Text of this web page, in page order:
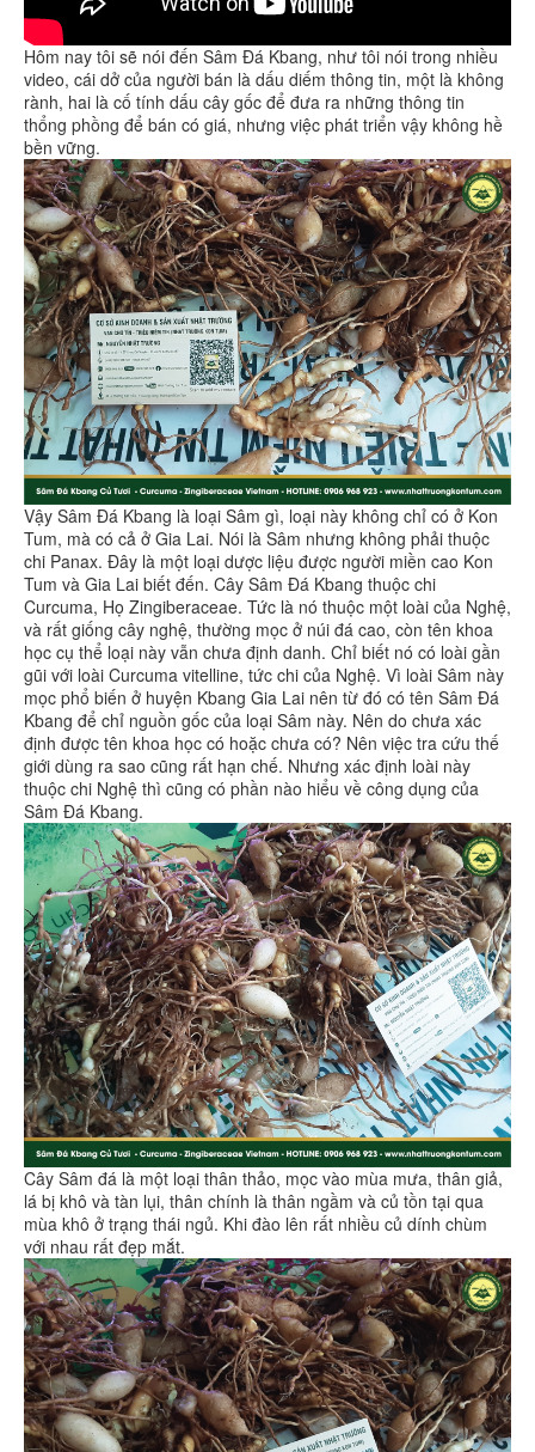
Hôm nay tôi sẽ nói đến Sâm Đá Kbang, như tôi nói trong nhiều
video, cái dở của người bán là dấu diếm thông tin, một là không
rành, hai là cố tính dấu cây gốc để đưa ra những thông tin
thổng phồng để bán có giá, nhưng việc phát triển vậy không hề
bền vững.
Vậy Sâm Đá Kbang là loại Sâm gì, loại này không chỉ có ở Kon
Tum, mà có cả ở Gia Lai. Nói là Sâm nhưng không phải thuộc
chi Panax. Đây là một loại dược liệu được người miền cao Kon
Tum và Gia Lai biết đến. Cây Sâm Đá Kbang thuộc chi
Curcuma, Họ Zingiberaceae. Tức là nó thuộc một loài của Nghệ,
và rất giống cây nghệ, thường mọc ở núi đá cao, còn tên khoa
học cụ thể loại này vẫn chưa định danh. Chỉ biết nó có loài gần
gũi với loài Curcuma vitelline, tức chi của Nghệ. Vì loài Sâm này
mọc phổ biến ở huyện Kbang Gia Lai nên từ đó có tên Sâm Đá
Kbang để chỉ nguồn gốc của loại Sâm này. Nên do chưa xác
định được tên khoa học có hoặc chưa có? Nên việc tra cứu thế
giới dùng ra sao cũng rất hạn chế. Nhưng xác định loài này
thuộc chi Nghệ thì cũng có phần nào hiểu về công dụng của
Sâm Đá Kbang.
Cây Sâm đá là một loại thân thảo, mọc vào mùa mưa, thân giả,
lá bị khô và tàn lụi, thân chính là thân ngầm và củ tồn tại qua
mùa khô ở trạng thái ngủ. Khi đào lên rất nhiều củ dính chùm
với nhau rất đẹp mắt.